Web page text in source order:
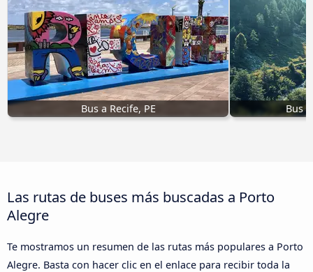
Bus a Recife, PE Bus
Las rutas de buses más buscadas a Porto
Alegre
Te mostramos un resumen de las rutas más populares a Porto
Alegre. Basta con hacer clic en el enlace para recibir toda la